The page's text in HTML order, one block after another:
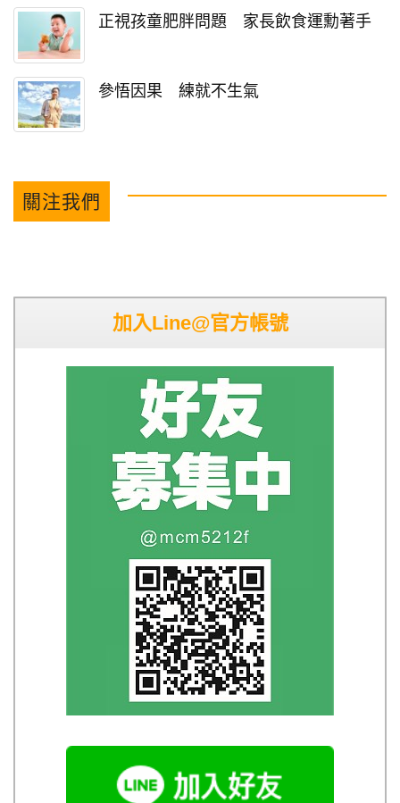
正視孩童肥胖問題 家長飲食運勳著手
參悟因果 練就不生氣
關注我們
加入Line@官方帳號